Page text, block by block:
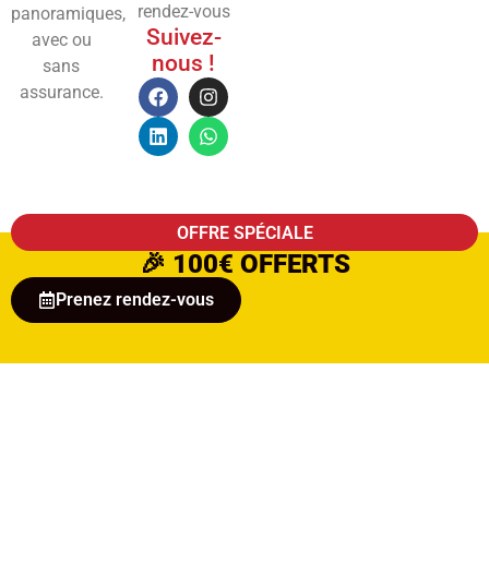
panoramiques,
avec ou
sans
assurance.
rendez-vous
Suivez-
nous !
OFFRE SPÉCIALE
🎉 100€ OFFERTS
Prenez rendez-vous